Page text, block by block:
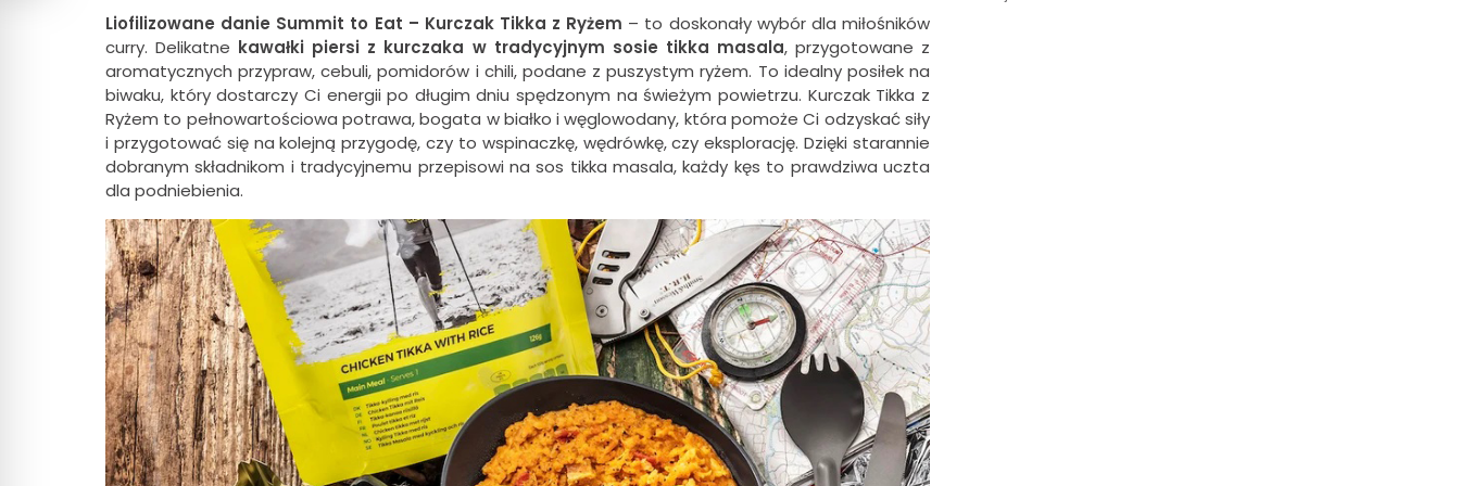
Liofilizowane danie Summit to Eat – Kurczak Tikka z Ryżem – to doskonały wybór dla miłośników
curry. Delikatne kawałki piersi z kurczaka w tradycyjnym sosie tikka masala, przygotowane z
aromatycznych przypraw, cebuli, pomidorów i chili, podane z puszystym ryżem. To idealny posiłek na
biwaku, który dostarczy Ci energii po długim dniu spędzonym na świeżym powietrzu. Kurczak Tikka z
Ryżem to pełnowartościowa potrawa, bogata w białko i węglowodany, która pomoże Ci odzyskać siły
i przygotować się na kolejną przygodę, czy to wspinaczkę, wędrówkę, czy eksplorację. Dzięki starannie
dobranym składnikom i tradycyjnemu przepisowi na sos tikka masala, każdy kęs to prawdziwa uczta
dla podniebienia.